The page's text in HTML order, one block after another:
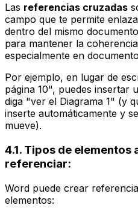
Las referencias cruzadas
campo que te permite
dentro del mismo
para mantener la
especialmente en
Por ejemplo, en lugar de
página 10", puedes insertar
diga "ver el Diagrama 1" (y
inserte automáticamente y
mueve).
4.1. Tipos de elementos
referenciar:
Word puede crear
elementos: